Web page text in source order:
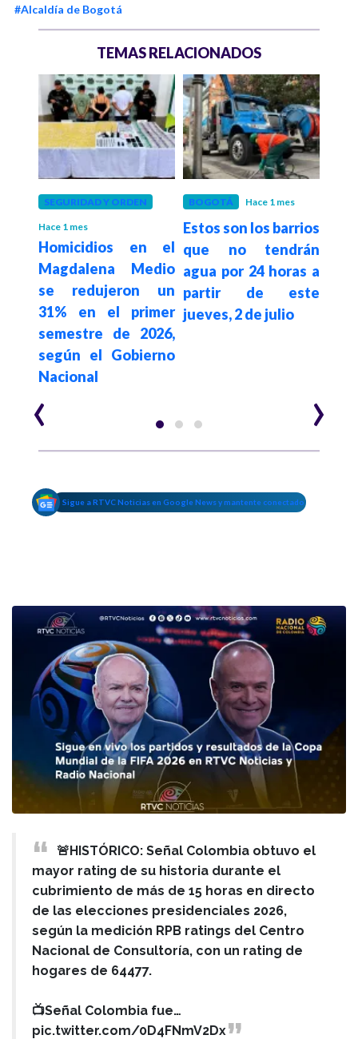
#Alcaldía de Bogotá
TEMAS RELACIONADOS
SEGURIDAD Y ORDEN
Hace 1 mes
Homicidios en el
Magdalena Medio
se redujeron un
31% en el primer
semestre de 2026,
según el Gobierno
Nacional
BOGOTÁ Hace 1 mes
Estos son los barrios
que no tendrán
agua por 24 horas a
partir de este
jueves, 2 de julio
‹ ›
Sigue a RTVC Noticias en Google News y mantente conectado
🚨HISTÓRICO: Señal Colombia obtuvo el
mayor rating de su historia durante el
cubrimiento de más de 15 horas en directo
de las elecciones presidenciales 2026,
según la medición RPB ratings del Centro
Nacional de Consultoría, con un rating de
hogares de 64477.
📺Señal Colombia fue…
pic.twitter.com/0D4FNmV2Dx